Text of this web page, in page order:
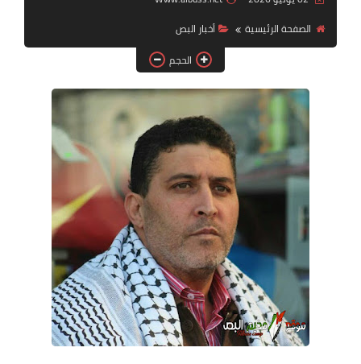
الصفحة الرئيسية
أخبار ‏البص
الحجم